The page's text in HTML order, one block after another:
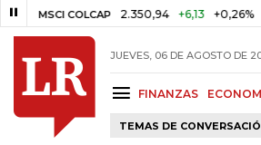
COLCAP 2.350,94 +6,13 +0,26%
JUEVES, 06 DE AGOSTO DE
FINANZAS
TEMAS DE